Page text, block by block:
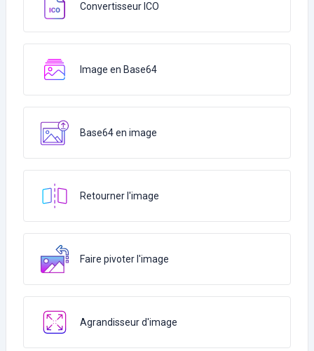
Convertisseur ICO
Image en Base64
Base64 en image
Retourner l'image
Faire pivoter l'image
Agrandisseur d'image